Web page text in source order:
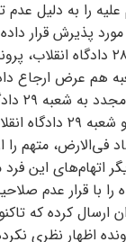
را به دلیل عدم
پذیرش قرار
دادنامه صادره شعبه ۲۸ دادگاه
هم عرض ارجاع
پرونده
تهران ارجاع می‌شود و
فی‌الارض، متهم را
اتهام‌های این فرد
را با قرار عدم
ارسال کرده که
اظهار نظری